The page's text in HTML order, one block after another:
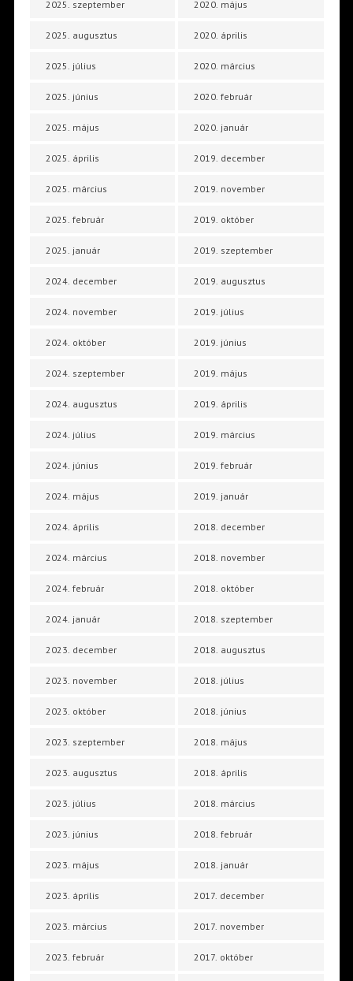
2025. szeptember
2025. augusztus
2025. július
2025. június
2025. május
2025. április
2025. március
2025. február
2025. január
2024. december
2024. november
2024. október
2024. szeptember
2024. augusztus
2024. július
2024. június
2024. május
2024. április
2024. március
2024. február
2024. január
2023. december
2023. november
2023. október
2023. szeptember
2023. augusztus
2023. július
2023. június
2023. május
2023. április
2023. március
2023. február
2020. május
2020. április
2020. március
2020. február
2020. január
2019. december
2019. november
2019. október
2019. szeptember
2019. augusztus
2019. július
2019. június
2019. május
2019. április
2019. március
2019. február
2019. január
2018. december
2018. november
2018. október
2018. szeptember
2018. augusztus
2018. július
2018. június
2018. május
2018. április
2018. március
2018. február
2018. január
2017. december
2017. november
2017. október